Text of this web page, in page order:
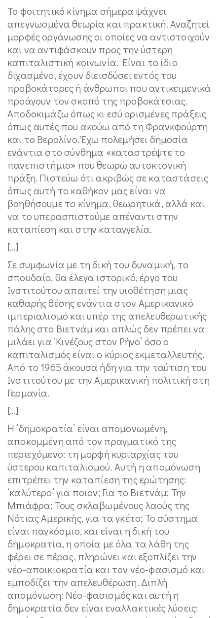
Το φοιτητικό κίνημα σήμερα ψάχνει
απεγνωσμένα θεωρία και πρακτική. Αναζητεί
μορφές οργάνωσης οι οποίες να αντιστοιχούν
και να αντιφάσκουν προς την ύστερη
καπιταλιστική κοινωνία. Είναι το ίδιο
διχασμένο, έχουν διεισδύσει εντός του
προβοκάτορες ή άνθρωποι που αντικειμενικά
προάγουν τον σκοπό της προβοκάτσιας.
Αποδοκιμάζω όπως κι εσύ ορισμένες πράξεις
όπως αυτές που ακούω από τη Φρανκφούρτη
και το Βερολίνο. Έχω πολεμήσει δημοσία
ενάντια στο σύνθημα «καταστρέψτε το
πανεπιστήμιο» που θεωρώ αυτοκτονική
πράξη. Πιστεύω ότι ακριβώς σε καταστάσεις
όπως αυτή το καθήκον μας είναι να
βοηθήσουμε το κίνημα, θεωρητικά, αλλά και
να το υπερασπιστούμε απέναντι στην
καταπίεση και στην καταγγελία.
[…]
Σε συμφωνία με τη δική του δυναμική, το
σπουδαίο, θα έλεγα ιστορικό, έργο του
Ινστιτούτου απαιτεί την υιοθέτηση μιας
καθαρής θέσης ενάντια στον Αμερικανικό
ιμπεριαλισμό και υπέρ της απελευθερωτικής
πάλης στο Βιετνάμ και απλώς δεν πρέπει να
μιλάει για ‘Κινέζους στον Ρήνο’ όσο ο
καπιταλισμός είναι ο κύριος εκμεταλλευτής.
Από το 1965 άκουσα ήδη για την ταύτιση του
Ινστιτούτου με την Αμερικανική πολιτική στη
Γερμανία.
[…]
Η ‘δημοκρατία’ είναι απομονωμένη,
αποκομμένη από τον πραγματικό της
περιεχόμενο: τη μορφή κυριαρχίας του
ύστερου καπιταλισμού. Αυτή η απομόνωση
επιτρέπει την καταπίεση της ερώτησης:
‘καλύτερο’ για ποιον; Για το Βιετνάμ; Την
Μπιάφρα; Τους σκλαβωμένους λαούς της
Νότιας Αμερικής, για τα γκέτο; Το σύστημα
είναι παγκόσμιο, και είναι η δική του
δημοκρατία, η οποία με όλα τα λάθη της
φέρει σε πέρας, πληρώνει και εξοπλίζει την
νέο-αποικιοκρατία και τον νέο-φασισμό και
εμποδίζει την απελευθέρωση. Διπλή
απομόνωση: Νέο-φασισμός και αυτή η
δημοκρατία δεν είναι εναλλακτικές λύσεις: